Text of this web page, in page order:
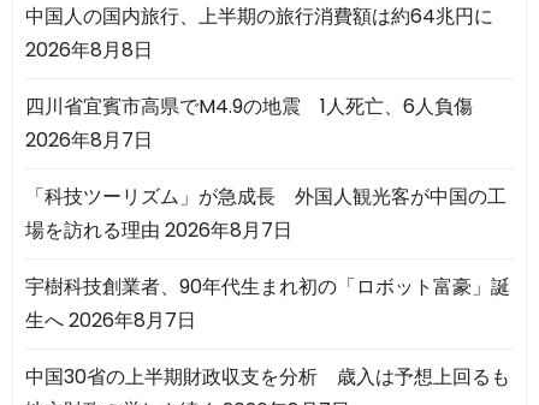
中国人の国内旅行、上半期の旅行消費額は約64兆円に
2026年8月8日
四川省宜賓市高県でM4.9の地震 1人死亡、6人負傷
2026年8月7日
「科技ツーリズム」が急成長 外国人観光客が中国の工
場を訪れる理由 2026年8月7日
宇樹科技創業者、90年代生まれ初の「ロボット富豪」誕
生へ2026年8月7日
中国30省の上半期財政収支を分析 歳入は予想上回るも